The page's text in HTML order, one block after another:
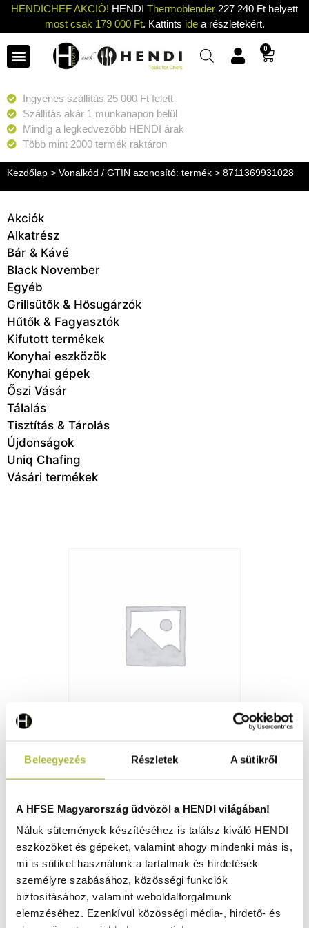
Beleegyezés Részletek A sütikről
A HFSE Magyarország üdvözöl a HENDI világában!
Náluk sütemények készítéséhez is találsz kiváló HENDI
eszközöket és gépeket, valamint ahogy mindenki más is,
mi is sütiket használunk a tartalmak és hirdetések
személyre szabásához, közösségi funkciók
biztosításához, valamint weboldalforgalmunk
elemzéséhez. Ezenkívül közösségi média-, hirdető- és
HENDICHEF AKCIÓ! HENDI Thermoblender 227 240 Ft helyett
most csak 179 000 Ft. Kattints idea részletekért.
0
Ingyenes szállítás 25 000 Ft felett
Szállítás akár 1 munkanapon belül
Mindig a legkedvezőbb HENDI árak
Több mint 2000 termék raktáron
Kezdőlap > Vonalkód / GTIN azonosító: termék > 8711369931028
Akciók
Alkatrész
Bár & Kávé
Black November
Egyéb
Grillsütők & Hősugárzók
Hűtők & Fagyasztók
Kifutott termékek
Konyhai eszközök
Konyhai gépek
Őszi Vásár
Tálalás
Tisztítás & Tárolás
Újdonságok
Uniq Chafing
Vásári termékek
HENDI 931028
40.250Ft
(31.693Ft+ ÁFA)
KOSÁRBA